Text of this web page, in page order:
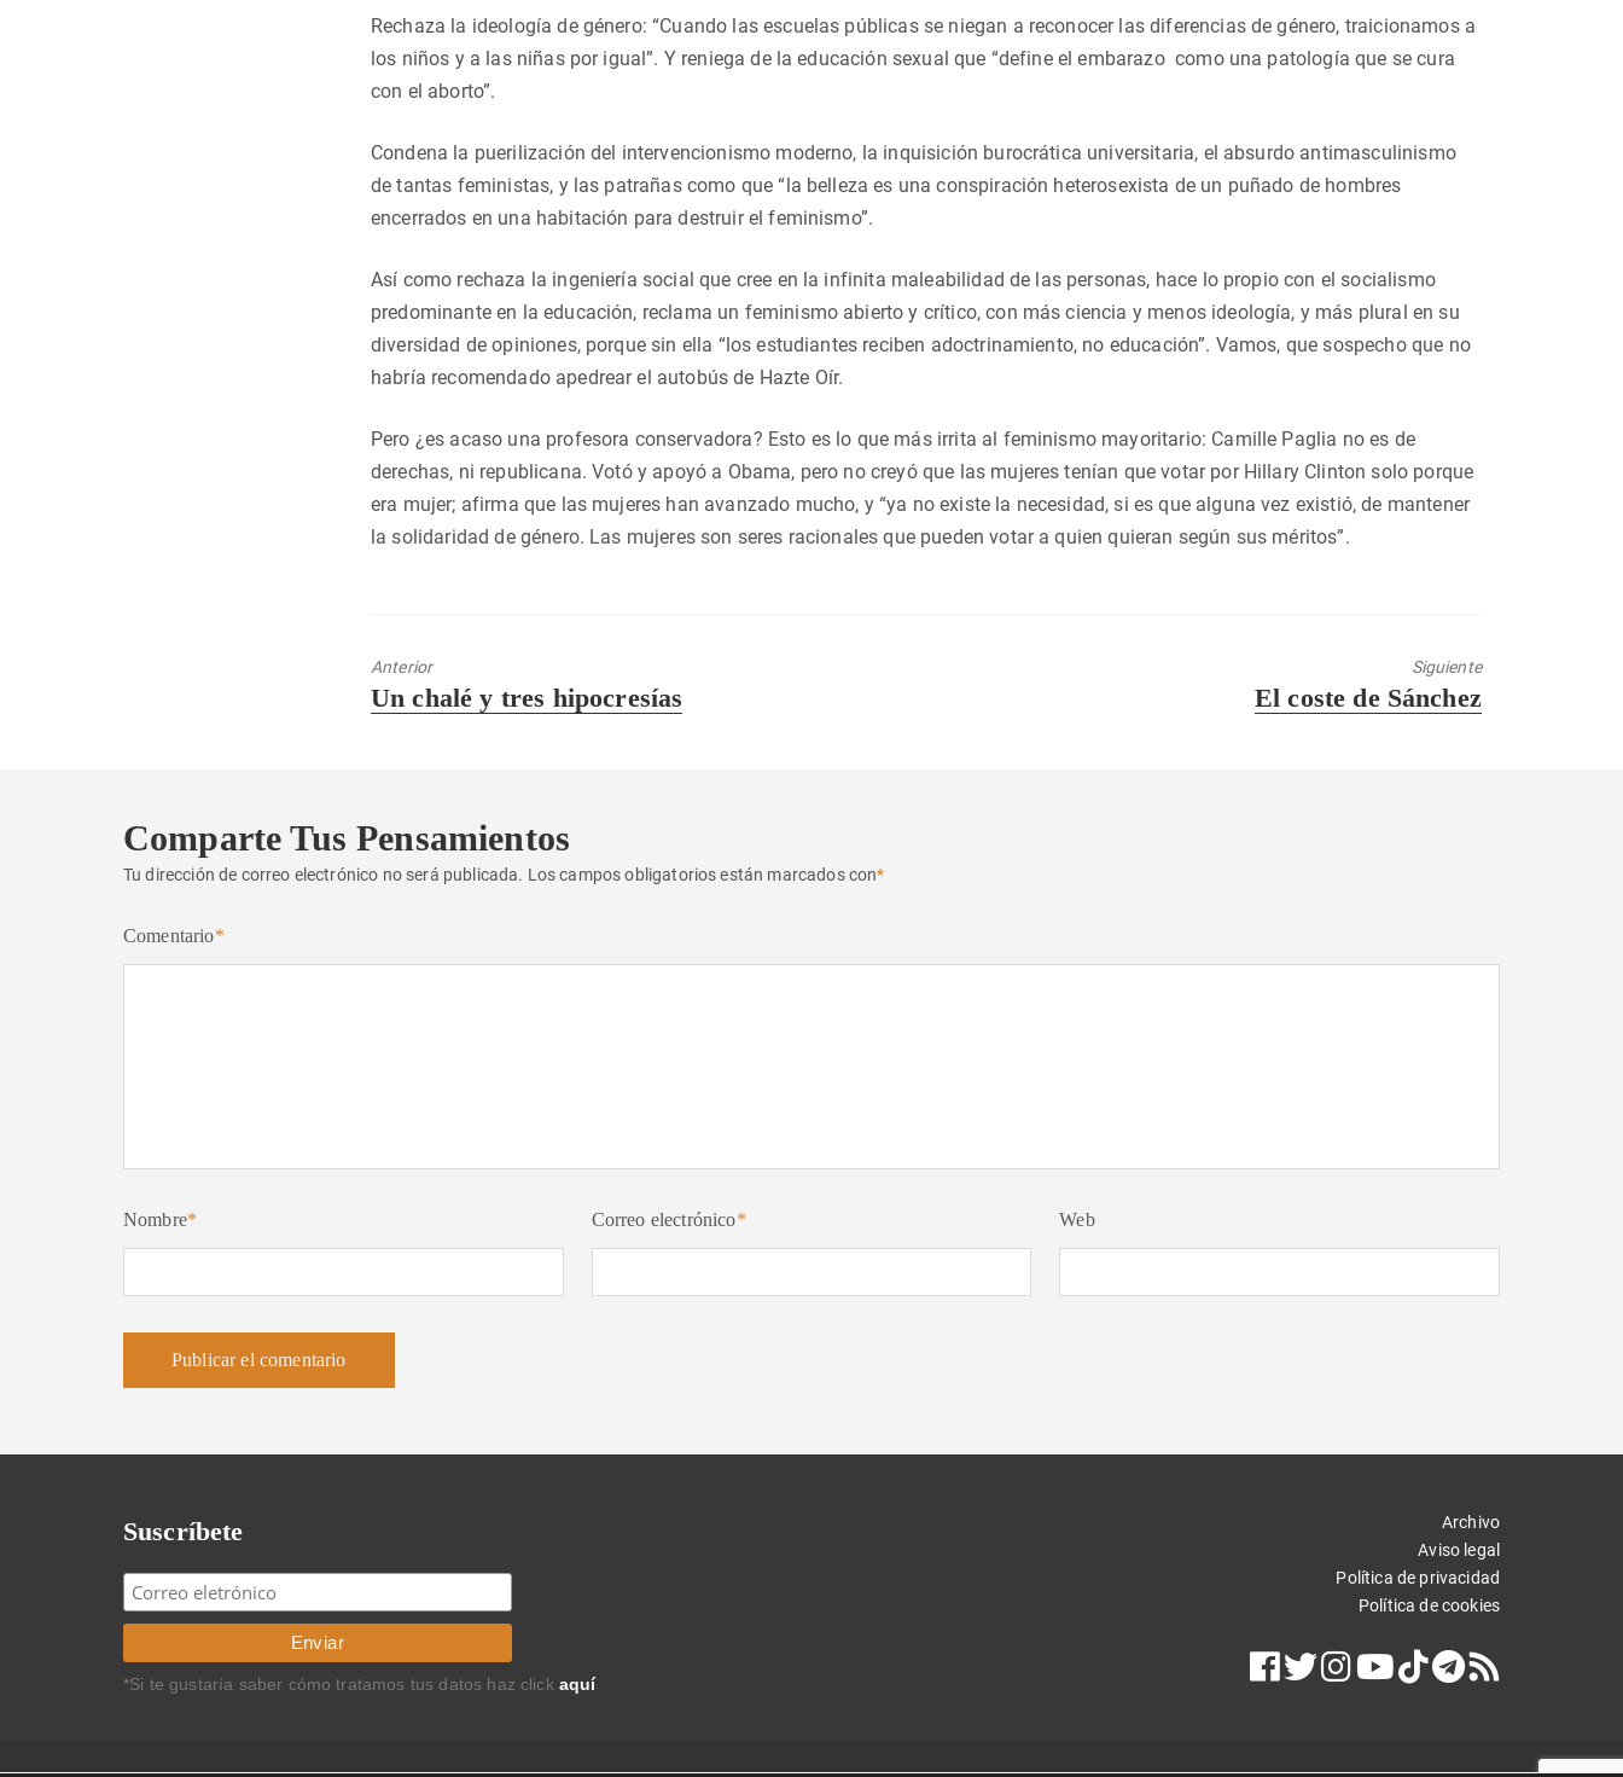
Rechaza la ideología de género: “Cuando las escuelas públicas se niegan a reconocer las diferencias de género, traicionamos a
los niños y a las niñas por igual”. Y reniega de la educación sexual que “define el embarazo como una patología que se cura
con el aborto”.
Condena la puerilización del intervencionismo moderno, la inquisición burocrática universitaria, el absurdo antimasculinismo
de tantas feministas, y las patrañas como que “la belleza es una conspiración heterosexista de un puñado de hombres
encerrados en una habitación para destruir el feminismo”.
Así como rechaza la ingeniería social que cree en la infinita maleabilidad de las personas, hace lo propio con el socialismo
predominante en la educación, reclama un feminismo abierto y crítico, con más ciencia y menos ideología, y más plural en su
diversidad de opiniones, porque sin ella “los estudiantes reciben adoctrinamiento, no educación”. Vamos, que sospecho que no
habría recomendado apedrear el autobús de Hazte Oír.
Pero ¿es acaso una profesora conservadora? Esto es lo que más irrita al feminismo mayoritario: Camille Paglia no es de
derechas, ni republicana. Votó y apoyó a Obama, pero no creyó que las mujeres tenían que votar por Hillary Clinton solo porque
era mujer; afirma que las mujeres han avanzado mucho, y “ya no existe la necesidad, si es que alguna vez existió, de mantener
la solidaridad de género. Las mujeres son seres racionales que pueden votar a quien quieran según sus méritos”.
Anterior
Entrada
Un chalé y tres hipocresías
Siguiente
Entrada
El coste de Sánchez
Comparte Tus Pensamientos
Tu dirección de correo electrónico no será publicada. Los campos obligatorios están marcados con*
Comentario*
Nombre* Correo electrónico* Web
Suscríbete
*Si te gustaría saber cómo tratamos tus datos haz click aquí
Archivo
Aviso legal
Política de privacidad
Política de cookies